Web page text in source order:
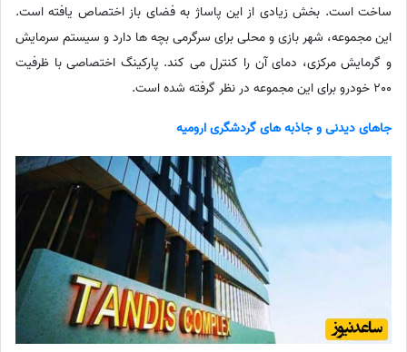
ساخت است. بخش زیادی از این پاساژ به فضای باز اختصاص یافته است.
این مجموعه، شهر بازی و محلی برای سرگرمی بچه ها دارد و سیستم سرمایش
و گرمایش مرکزی، دمای آن را کنترل می کند. پارکینگ اختصاصی با ظرفیت
200 خودرو برای این مجموعه در نظر گرفته شده است.
جاهای دیدنی و جاذبه های گردشگری ارومیه